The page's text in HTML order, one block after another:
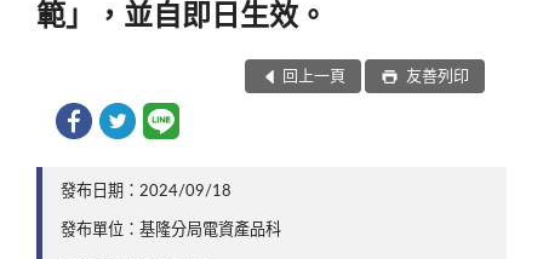
範」，並自即日生效。
回上一頁 友善列印
發布日期：2024/09/18
發布單位：基隆分局電資產品科